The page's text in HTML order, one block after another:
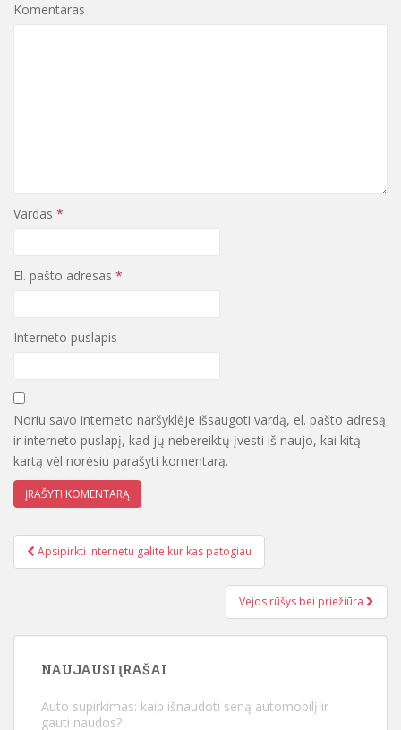
Komentaras
Vardas *
El. pašto adresas *
Interneto puslapis
Noriu savo interneto naršyklėje išsaugoti vardą, el. pašto adresą
ir interneto puslapį, kad jų nebereiktų įvesti iš naujo, kai kitą
kartą vėl norėsiu parašyti komentarą.
Įrašo navigacija
Apsipirkti internetu galite kur kas patogiau
Vejos rūšys bei priežiūra
NAUJAUSI ĮRAŠAI
Auto supirkimas: kaip išnaudoti seną automobilį ir
gauti naudos?